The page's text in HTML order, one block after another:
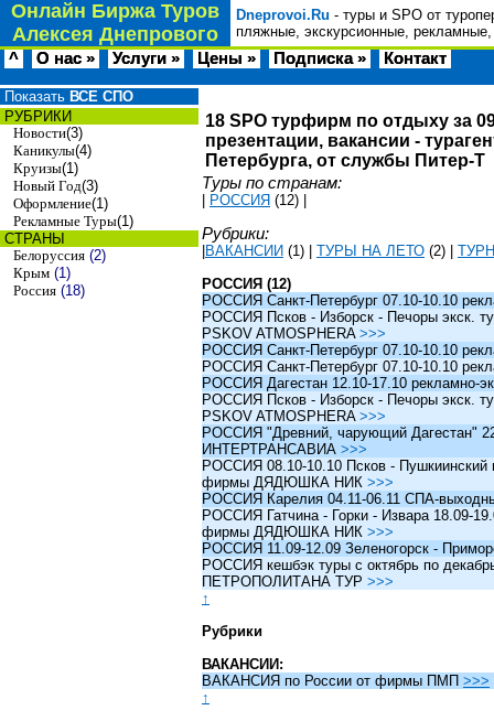
Онлайн Биржа Туров
Алексея Днепрового
Dneprovoi.Ru - туры и SPO от
пляжные, экскурсионные,
^ О нас » Услуги » Цены » Подписка » Контакт
Показать ВСЕ СПО
РУБРИКИ
Новости(3)
Каникулы(4)
Круизы(1)
Новый Год(3)
Оформление(1)
Рекламные Туры(1)
СТРАНЫ
Белоруссия (2)
Крым (1)
Россия (18)
18 SPO турфирм по отдыху за
презентации, вакансии -
Петербурга, от службы Питер-Т
Туры по странам:
РОССИЯ (12)
Рубрики:
ВАКАНСИИ (1) ТУРЫ НА ЛЕТО (2)
РОССИЯ (12)
РОССИЯ Санкт-Петербург 07.10-10.10
РОССИЯ Псков - Изборск - Печоры экск.
PSKOV ATMOSPHERA >>>
РОССИЯ Санкт-Петербург 07.10-10.10
РОССИЯ Санкт-Петербург 07.10-10.10
РОССИЯ Дагестан 12.10-17.10 рекламно-
РОССИЯ Псков - Изборск - Печоры экск.
PSKOV ATMOSPHERA >>>
РОССИЯ "Древний, чарующий Дагестан"
ИНТЕРТРАНСАВИА >>>
РОССИЯ 08.10-10.10 Псков - Пушкиинский
фирмы ДЯДЮШКА НИК >>>
РОССИЯ Карелия 04.11-06.11 СПА-
РОССИЯ Гатчина - Горки - Извара 18.09-
фирмы ДЯДЮШКА НИК >>>
РОССИЯ 11.09-12.09 Зеленогорск -
РОССИЯ кешбэк туры c октябрь по
ПЕТРОПОЛИТАНА ТУР >>>
↑
Рубрики
ВАКАНСИИ:
ВАКАНСИЯ по России от фирмы ПМП >>>
↑